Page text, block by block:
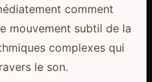
comment
mouvement subtil de la
complexes qui
le son.